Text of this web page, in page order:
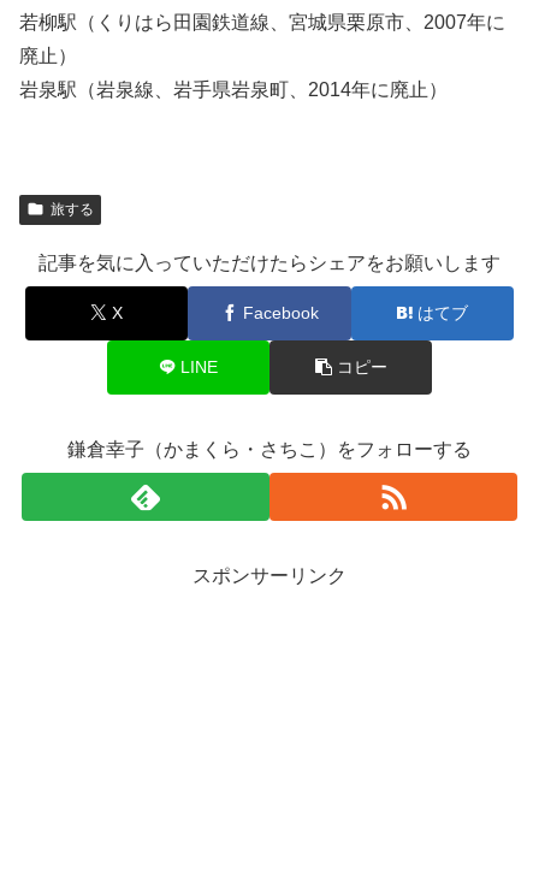
若柳駅（くりはら田園鉄道線、宮城県栗原市、2007年に
廃止）
岩泉駅（岩泉線、岩手県岩泉町、2014年に廃止）
旅する
記事を気に入っていただけたらシェアをお願いします
X Facebook はてブ
LINE コピー
鎌倉幸子（かまくら・さちこ）をフォローする
スポンサーリンク